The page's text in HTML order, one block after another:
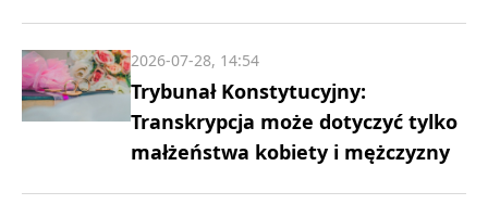
Trybunał Konstytucyjny:
Transkrypcja może dotyczyć tylko
małżeństwa kobiety i mężczyzny
2026-07-28, 14:54